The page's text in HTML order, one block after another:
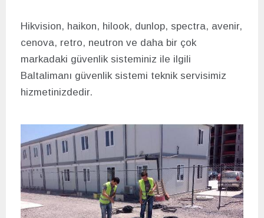
Hikvision, haikon, hilook, dunlop, spectra, avenir,
cenova, retro, neutron ve daha bir çok
markadaki güvenlik sisteminiz ile ilgili
Baltalimanı güvenlik sistemi teknik servisimiz
hizmetinizdedir.